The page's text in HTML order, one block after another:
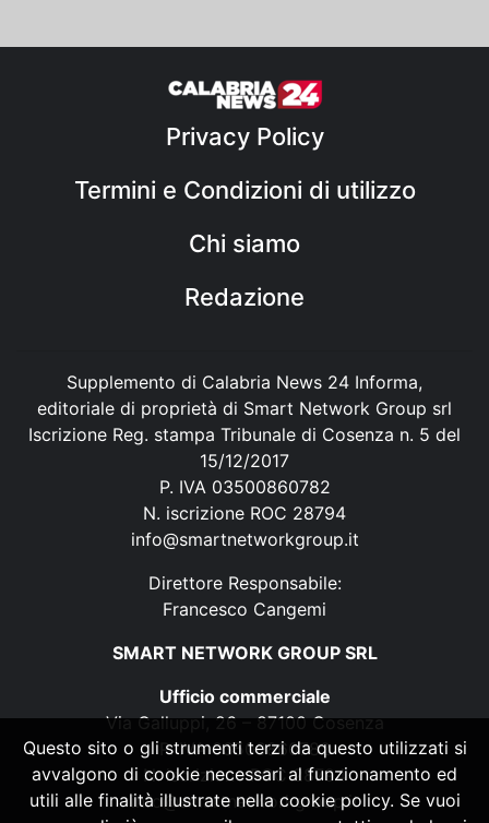
Privacy Policy
Termini e Condizioni di utilizzo
Chi siamo
Redazione
Supplemento di Calabria News 24 Informa,
editoriale di proprietà di Smart Network Group srl
Iscrizione Reg. stampa Tribunale di Cosenza n. 5 del
15/12/2017
P. IVA 03500860782
N. iscrizione ROC 28794
info@smartnetworkgroup.it
Direttore Responsabile:
Francesco Cangemi
SMART NETWORK GROUP SRL
Ufficio commerciale
Via Galluppi, 26 – 87100 Cosenza
P. IVA 03500860782
N. iscrizione ROC 28794
info@smartnetworkgroup.it
Questo sito o gli strumenti terzi da questo utilizzati si
avvalgono di cookie necessari al funzionamento ed
utili alle finalità illustrate nella cookie policy. Se vuoi